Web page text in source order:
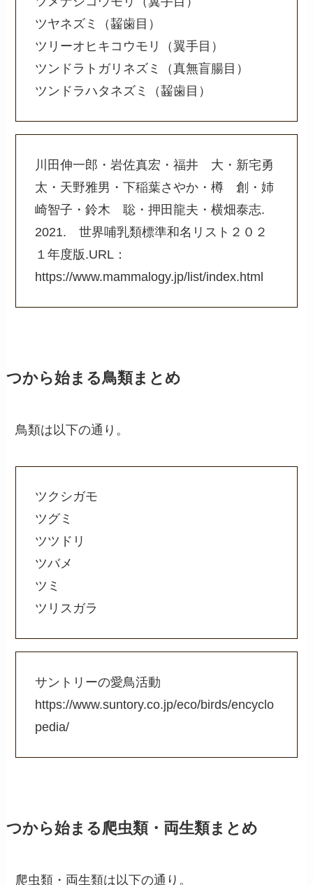
ツヤネズミ（齧歯目）
ツリーオヒキコウモリ（翼手目）
ツンドラトガリネズミ（真無盲腸目）
ツンドラハタネズミ（齧歯目）
川田伸一郎・岩佐真宏・福井 大・新宅勇
太・天野雅男・下稲葉さやか・樽 創・姉
崎智子・鈴木 聡・押田龍夫・横畑泰志.
2021. 世界哺乳類標準和名リスト２０２
１年度版.URL：
https://www.mammalogy.jp/list/index.html
つから始まる鳥類まとめ
鳥類は以下の通り。
ツクシガモ
ツグミ
ツツドリ
ツバメ
ツミ
ツリスガラ
サントリーの愛鳥活動
https://www.suntory.co.jp/eco/birds/encyclo
pedia/
つから始まる爬虫類・両生類まとめ
爬虫類・両生類は以下の通り。